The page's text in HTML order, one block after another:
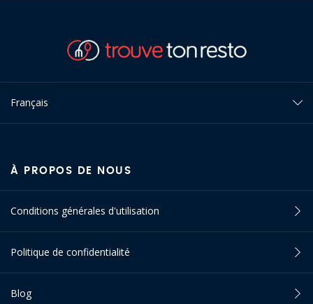
Français
À PROPOS DE NOUS
Conditions générales d'utilisation
Politique de confidentialité
Blog